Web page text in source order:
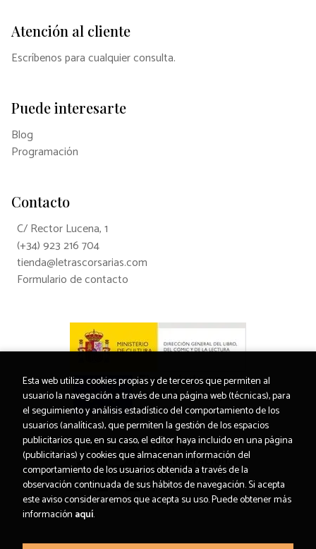
Atención al cliente
Escríbenos para cualquier consulta.
Puede interesarte
Blog
Programación
Contacto
C/ Rector Lucena, 1
(+34) 923 216 704
tienda@letrascorsarias.com
Formulario de contacto
Esta web utiliza cookies propias y de terceros que permiten al
usuario la navegación a través de una página web (técnicas), para
el seguimiento y análisis estadístico del comportamiento de los
usuarios (analíticas), que permiten la gestión de los espacios
publicitarios que, en su caso, el editor haya incluido en una página
(publicitarias) y cookies que almacenan información del
comportamiento de los usuarios obtenida a través de la
observación continuada de sus hábitos de navegación. Si acepta
este aviso consideraremos que acepta su uso. Puede obtener más
información aquí.